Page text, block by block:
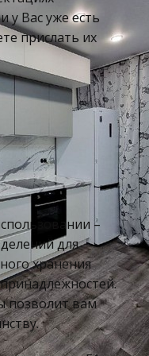
у Вас уже есть
прислать их
–
для
хранения
позволит вам